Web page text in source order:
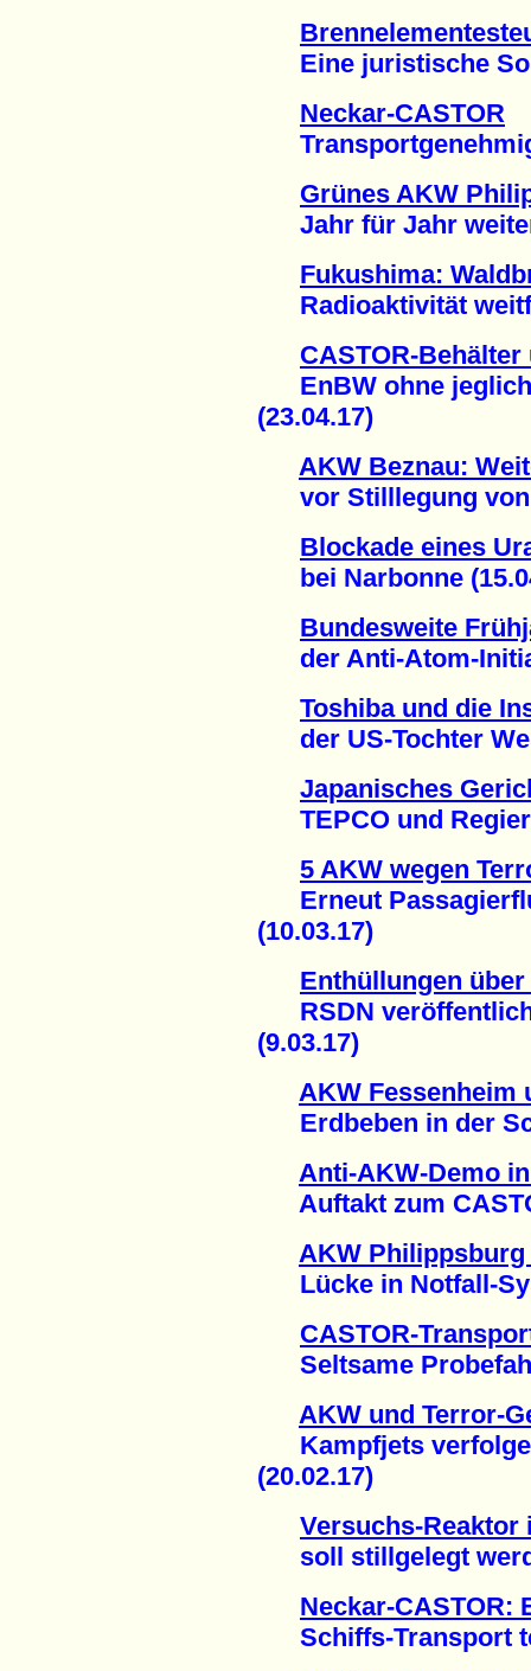
Eine juristische
Neckar-CASTOR
Grünes AKW
Jahr für Jahr
Fukushima:
Radioaktivität
CASTOR-
EnBW ohne
(23.04.17)
AKW Beznau:
vor Stilllegung von
Blockade eines
bei Narbonne
Bundesweite
der Anti-Atom-
Toshiba und die
der US-Tochter
Japanisches
TEPCO und
5 AKW wegen
Erneut
(10.03.17)
Enthüllungen
RSDN
(9.03.17)
AKW Fessenheim
Erdbeben in der
Anti-AKW-Demo
Auftakt zum
AKW
Lücke in Notfall-
CASTOR-
Seltsame
AKW und Terror-
Kampfjets
(20.02.17)
Versuchs-Reaktor
soll stillgelegt
Neckar-CASTOR:
Schiffs-Transport